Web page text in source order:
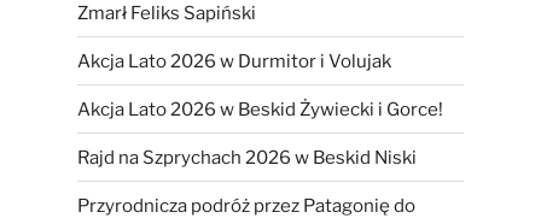
Zmarł Feliks Sapiński
Akcja Lato 2026 w Durmitor i Volujak
Akcja Lato 2026 w Beskid Żywiecki i Gorce!
Rajd na Szprychach 2026 w Beskid Niski
Przyrodnicza podróż przez Patagonię do